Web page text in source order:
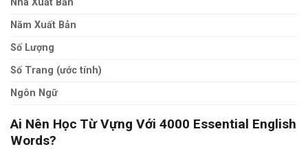
Nhà Xuất Bản
Năm Xuất Bản
Số Lượng
Số Trang (ước tính)
Ngôn Ngữ
Ai Nên Học Từ Vựng Với 4000 Essential English
Words?